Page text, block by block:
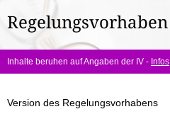
hier:
Regelungsvorhaben
Inhalte beruhen auf Angaben der IV - Infos
Version des Regelungsvorhabens